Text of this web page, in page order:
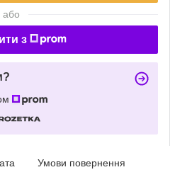
або
з
Умови повернення